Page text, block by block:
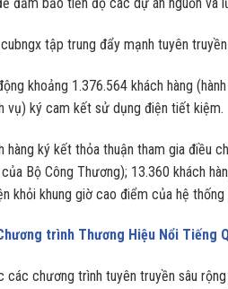
cubngx tập trung đẩy mạnh tuyên
khoảng 1.376.564 khách hàng
vụ) ký cam kết sử dụng điện tiết kiệm.
hàng ký kết thỏa thuận tham gia điều
Bộ Công Thương); 13.360 khách
khỏi khung giờ cao điểm của hệ
trình Thương Hiệu Nổi Tiếng
các chương trình tuyên truyền sâu